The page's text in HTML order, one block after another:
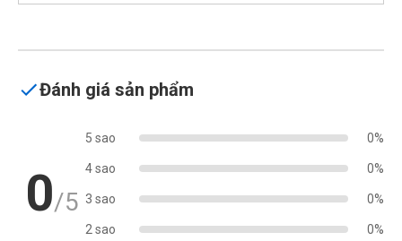
Đánh giá sản phẩm
0/5
5 sao 0%
4 sao 0%
3 sao 0%
2 sao 0%